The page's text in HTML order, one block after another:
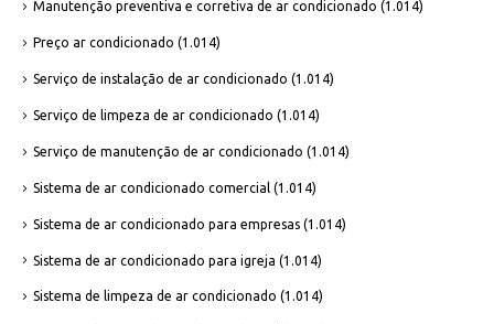
Manutenção preventiva e corretiva de ar condicionado (1.014)
Preço ar condicionado (1.014)
Serviço de instalação de ar condicionado (1.014)
Serviço de limpeza de ar condicionado (1.014)
Serviço de manutenção de ar condicionado (1.014)
Sistema de ar condicionado comercial (1.014)
Sistema de ar condicionado para empresas (1.014)
Sistema de ar condicionado para igreja (1.014)
Sistema de limpeza de ar condicionado (1.014)